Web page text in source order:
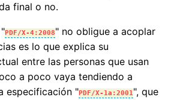
final o no.
PDF/X-4:2008" no obligue a acoplar
es lo que explica su
entre las personas que usan
a poco vaya tendiendo a
especificación "PDF/X-1a:2001", que